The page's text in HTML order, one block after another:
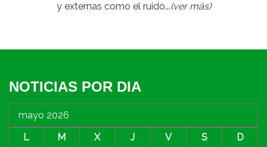
y externas como el ruido...(ver más)
NOTICIAS POR DIA
mayo 2026
L
M X J V S D